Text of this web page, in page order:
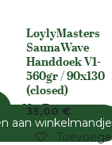
Toevoegen
aan winkelmandje
Niet op voorraad
LoylyMasters
SaunaWave
Handdoek V1-
560gr / 90x130
(closed)
35,00 €